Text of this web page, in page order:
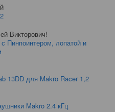
Викторович!
Пинпоинтером, лопатой и
13DD для Makro Racer 1,2
Makro 2.4 кГц